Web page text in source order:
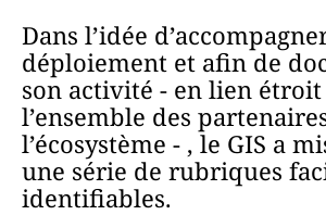
Dans l’idée
déploiement et afin de
son activité - en lien étroit
l’ensemble des
l’écosystème - , le GIS a
une série de rubriques
identifiables.